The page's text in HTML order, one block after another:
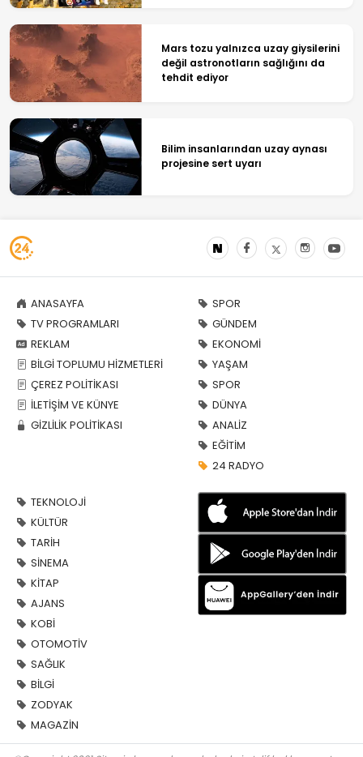
Mars tozu yalnızca uzay giysilerini
değil astronotların sağlığını da
tehdit ediyor
Bilim insanlarından uzay aynası
projesine sert uyarı
ANASAYFA
TV PROGRAMLARI
REKLAM
BİLGİ TOPLUMU HİZMETLERİ
ÇEREZ POLİTİKASI
İLETİŞİM VE KÜNYE
GİZLİLİK POLİTİKASI
SPOR
GÜNDEM
EKONOMİ
YAŞAM
SPOR
DÜNYA
ANALİZ
EĞİTİM
24 RADYO
TEKNOLOJİ
KÜLTÜR
TARİH
SİNEMA
KİTAP
AJANS
KOBİ
OTOMOTİV
SAĞLIK
BİLGİ
ZODYAK
MAGAZİN